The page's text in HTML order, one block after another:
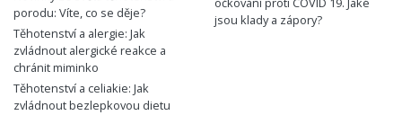
porodu: Víte, co se děje?
Těhotenství a alergie: Jak
zvládnout alergické reakce a
chránit miminko
Těhotenství a celiakie: Jak
zvládnout bezlepkovou dietu
jsou klady a zápory?